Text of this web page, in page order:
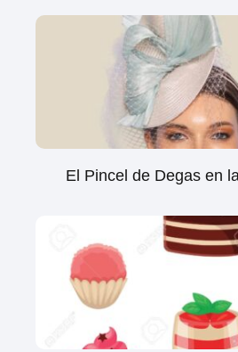
El Pincel de Degas en